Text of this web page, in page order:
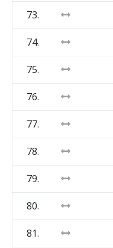
73.
74.
75.
76.
77.
78.
79.
80.
81.